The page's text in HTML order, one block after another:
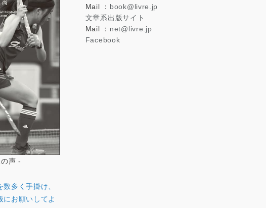
声 -
多く手掛け、
にお願いしてよ
Mail ： book@livre.jp
文章系出版サイト
Mail ： net@livre.jp
Facebook